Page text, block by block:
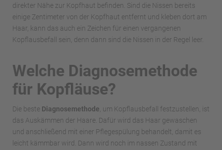
direkter Nähe zur Kopfhaut befinden. Sind die Nissen bereits
einige Zentimeter von der Kopfhaut entfernt und kleben dort am
Haar, kann das auch ein Zeichen für einen vergangenen
Kopflausbefall sein, denn dann sind die Nissen in der Regel leer.
Welche Diagnosemethode
für Kopfläuse?
Die beste Diagnosemethode , um Kopflausbefall festzustellen, ist
das Auskämmen der Haare. Dafür wird das Haar gewaschen
und anschließend mit einer Pflegespülung behandelt, damit es
leicht kämmbar wird. Dann wird noch im nassen Zustand mit